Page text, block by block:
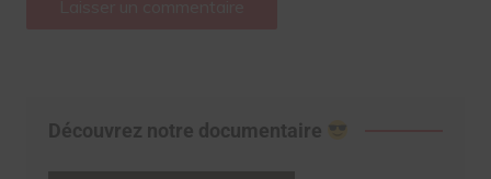
Découvrez notre documentaire